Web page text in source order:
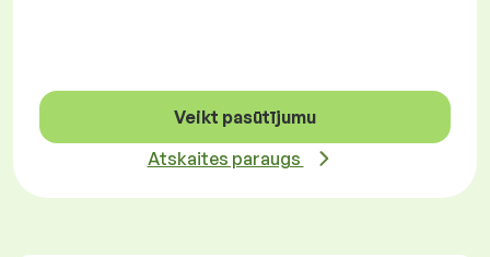
Veikt pasūtījumu
Atskaites paraugs